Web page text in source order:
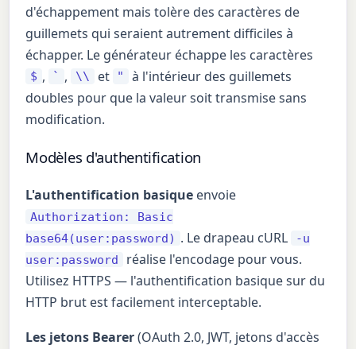
d'échappement mais tolère des caractères de
guillemets qui seraient autrement difficiles à
échapper. Le générateur échappe les caractères
$ , ` , \\ et "
à l'intérieur des guillemets
doubles pour que la valeur soit transmise sans
modification.
Modèles d'authentification
L'authentification basique envoie
Authorization: Basic
base64(user:password) . Le drapeau cURL
-u
user:password
réalise l'encodage pour vous.
Utilisez HTTPS — l'authentification basique sur du
HTTP brut est facilement interceptable.
Les jetons Bearer(OAuth 2.0, JWT, jetons d'accès